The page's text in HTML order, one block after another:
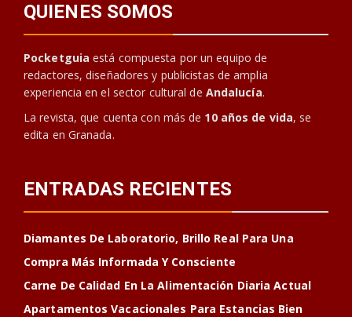
QUIENES SOMOS
Pocketguia está compuesta por un equipo de
redactores, diseñadores y publicistas de amplia
experiencia en el sector cultural de Andalucía.
La revista, que cuenta con más de 10 años de vida, se
edita en Granada.
ENTRADAS RECIENTES
Diamantes De Laboratorio, Brillo Real Para Una
Compra Más Informada Y Consciente
Carne De Calidad En La Alimentación Diaria Actual
Apartamentos Vacacionales Para Estancias Bien